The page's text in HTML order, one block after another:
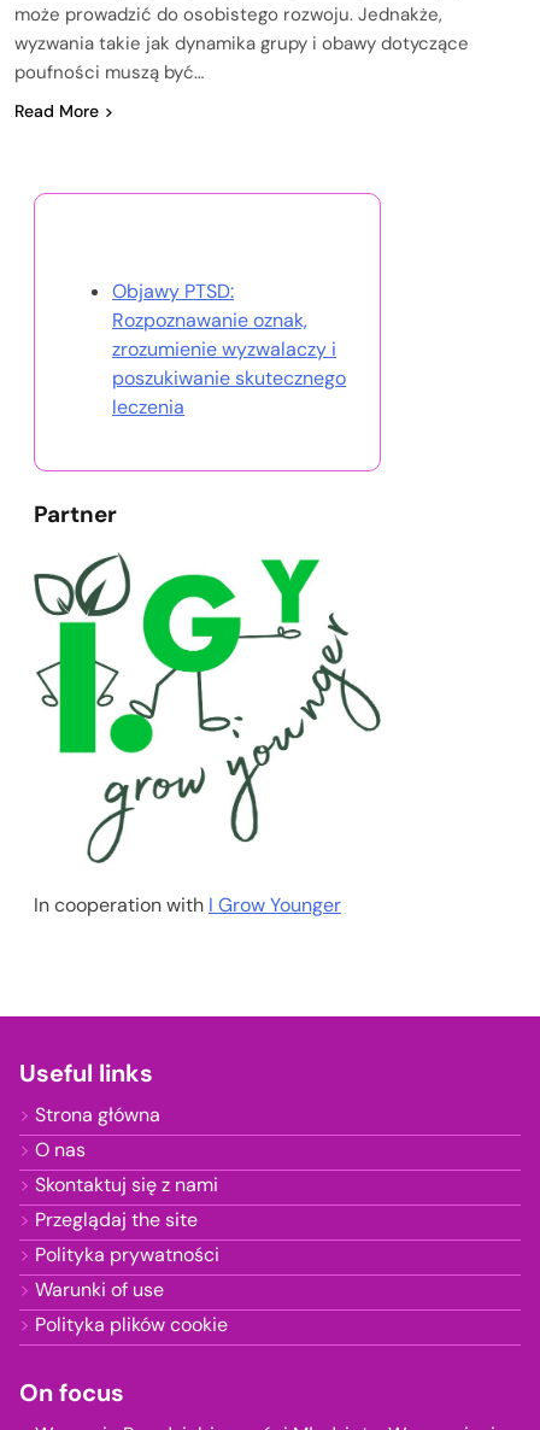
może prowadzić do osobistego rozwoju. Jednakże,
wyzwania takie jak dynamika grupy i obawy dotyczące
poufności muszą być…
Read More
Objawy PTSD:
Rozpoznawanie oznak,
zrozumienie wyzwalaczy i
poszukiwanie skutecznego
leczenia
Partner
In cooperation with I Grow Younger
Useful links
Strona główna
O nas
Skontaktuj się z nami
Przeglądaj the site
Polityka prywatności
Warunki of use
Polityka plików cookie
On focus